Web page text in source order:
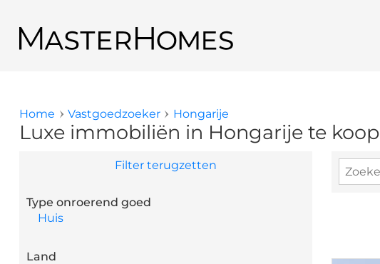
Terug naar de zoekresultaten
U bent hier
Home Vastgoedzoeker Hongarije
Luxe immobiliën in Hongarije te koop
Filter terugzetten
Type onroerend goed
Huis
Land